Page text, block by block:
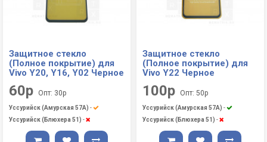
Защитное стекло
(Полное покрытие) для
Vivo Y20, Y16, Y02 Черное
60р Опт: 30р
Уссурийск (Амурская 57А) -
Уссурийск (Блюхера 51) -
Защитное стекло
(Полное покрытие) для
Vivo Y22 Черное
100р Опт: 50р
Уссурийск (Амурская 57А) -
Уссурийск (Блюхера 51) -